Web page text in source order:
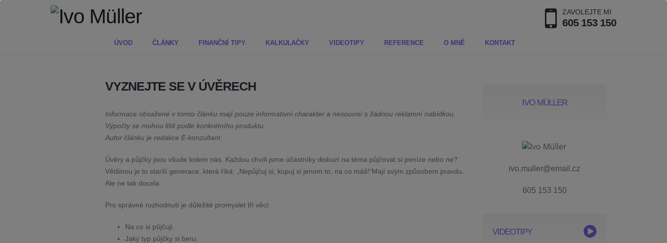
ZAVOLEJTE MI
605 153 150
ÚVOD ČLÁNKY FINANČNÍ TIPY KALKULAČKY VIDEOTIPY REFERENCE O MNĚ KONTAKT
VYZNEJTE SE V ÚVĚRECH
Informace obsažené v tomto článku mají pouze informativní charakter a nesouvisí s žádnou reklamní nabídkou.
Výpočty se mohou lišit podle konkrétního produktu.
Autor článku je redakce E-konzultant.
Úvěry a půjčky jsou všude kolem nás. Každou chvíli jsme účastníky diskuzí na téma půjčovat si peníze nebo ne?
Většinou je to starší generace, která říká: „Nepůjčuj si, kupuj si jenom to, na co máš!“Mají svým způsobem pravdu.
Ale ne tak docela.
Pro správné rozhodnutí je důležité promyslet tři věci:
Na co si půjčuji.
Jaký typ půjčky si beru.
IVO MÜLLER
ivo.muller@email.cz
605 153 150
VIDEOTIPY